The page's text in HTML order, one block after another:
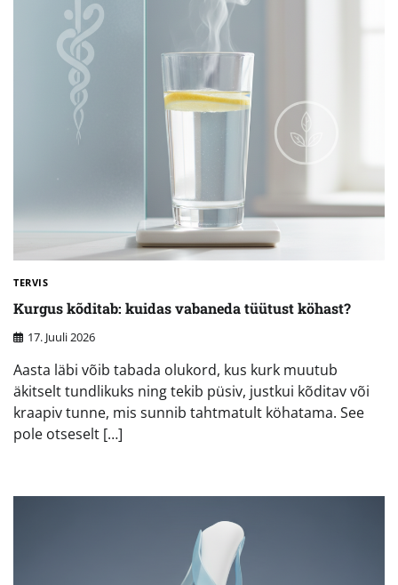
TERVIS
Kurgus kõditab: kuidas vabaneda tüütust köhast?
17. Juuli 2026
Aasta läbi võib tabada olukord, kus kurk muutub
äkitselt tundlikuks ning tekib püsiv, justkui kõditav või
kraapiv tunne, mis sunnib tahtmatult köhatama. See
pole otseselt […]